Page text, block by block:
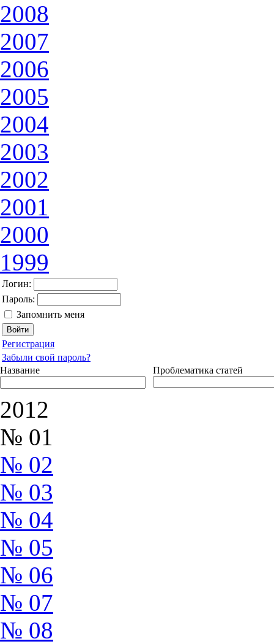
2008
2007
2006
2005
2004
2003
2002
2001
2000
1999
Логин:
Пароль:
Запомнить меня
Регистрация
Забыли свой пароль?
Название
Проблематика статей
2012
№ 01
№ 02
№ 03
№ 04
№ 05
№ 06
№ 07
№ 08